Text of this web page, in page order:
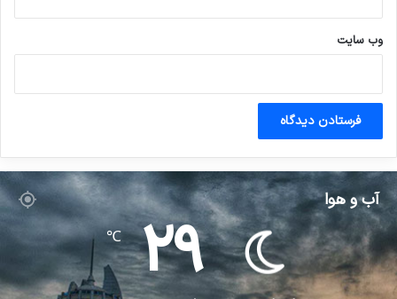
وب‌ سایت
آب و هوا
29
℃